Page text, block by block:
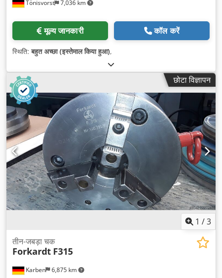
Tönisvorst 7,036 km
मूल्य जानकारी कॉल करें
स्थिति:बहुत अच्छा (इस्तेमाल किया हुआ),
छोटा विज्ञापन
1 /3
Karben 6,875 km
तीन-जबड़ा चक
Forkardt F315